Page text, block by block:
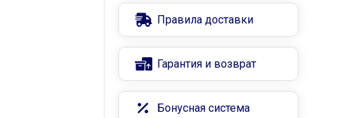
Правила доставки
Гарантия и возврат
Бонусная система